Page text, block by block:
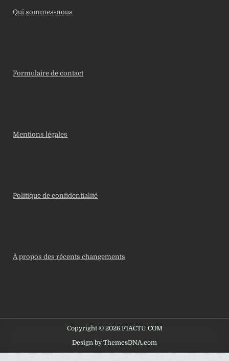
Qui sommes-nous
Formulaire de contact
Mentions légales
Politique de confidentialité
À propos des récents changements
Copyright © 2026 F1ACTU.COM
Design by ThemesDNA.com